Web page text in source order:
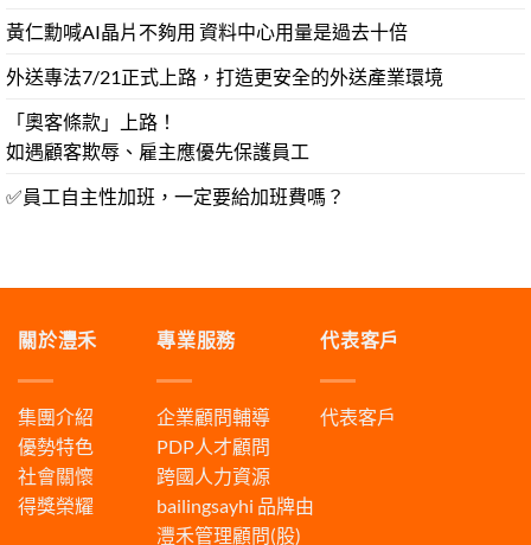
黃仁勳喊AI晶片不夠用 資料中心用量是過去十倍
外送專法7/21正式上路，打造更安全的外送產業環境
「奧客條款」上路！
如遇顧客欺辱、雇主應優先保護員工
✅員工自主性加班，一定要給加班費嗎？
關於灃禾
集團介紹
優勢特色
社會關懷
得獎榮耀
專業服務
企業顧問輔導
PDP人才顧問
跨國人力資源
bailingsayhi 品牌由
灃禾管理顧問(股)
代表客戶
代表客戶